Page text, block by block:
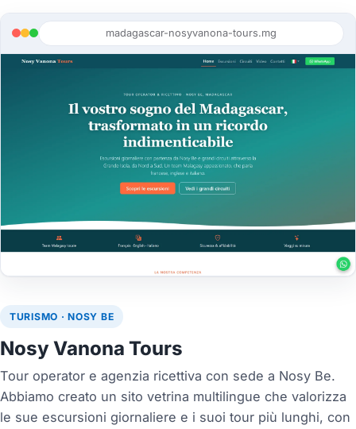
madagascar-nosyvanona-tours.mg
TURISMO · NOSY BE
Nosy Vanona Tours
Tour operator e agenzia ricettiva con sede a Nosy Be.
Abbiamo creato un sito vetrina multilingue che valorizza
le sue escursioni giornaliere e i suoi tour più lunghi, con